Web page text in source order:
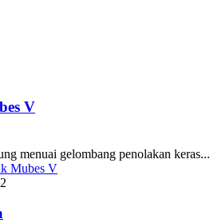
V
menuai gelombang penolakan keras...
Mubes V